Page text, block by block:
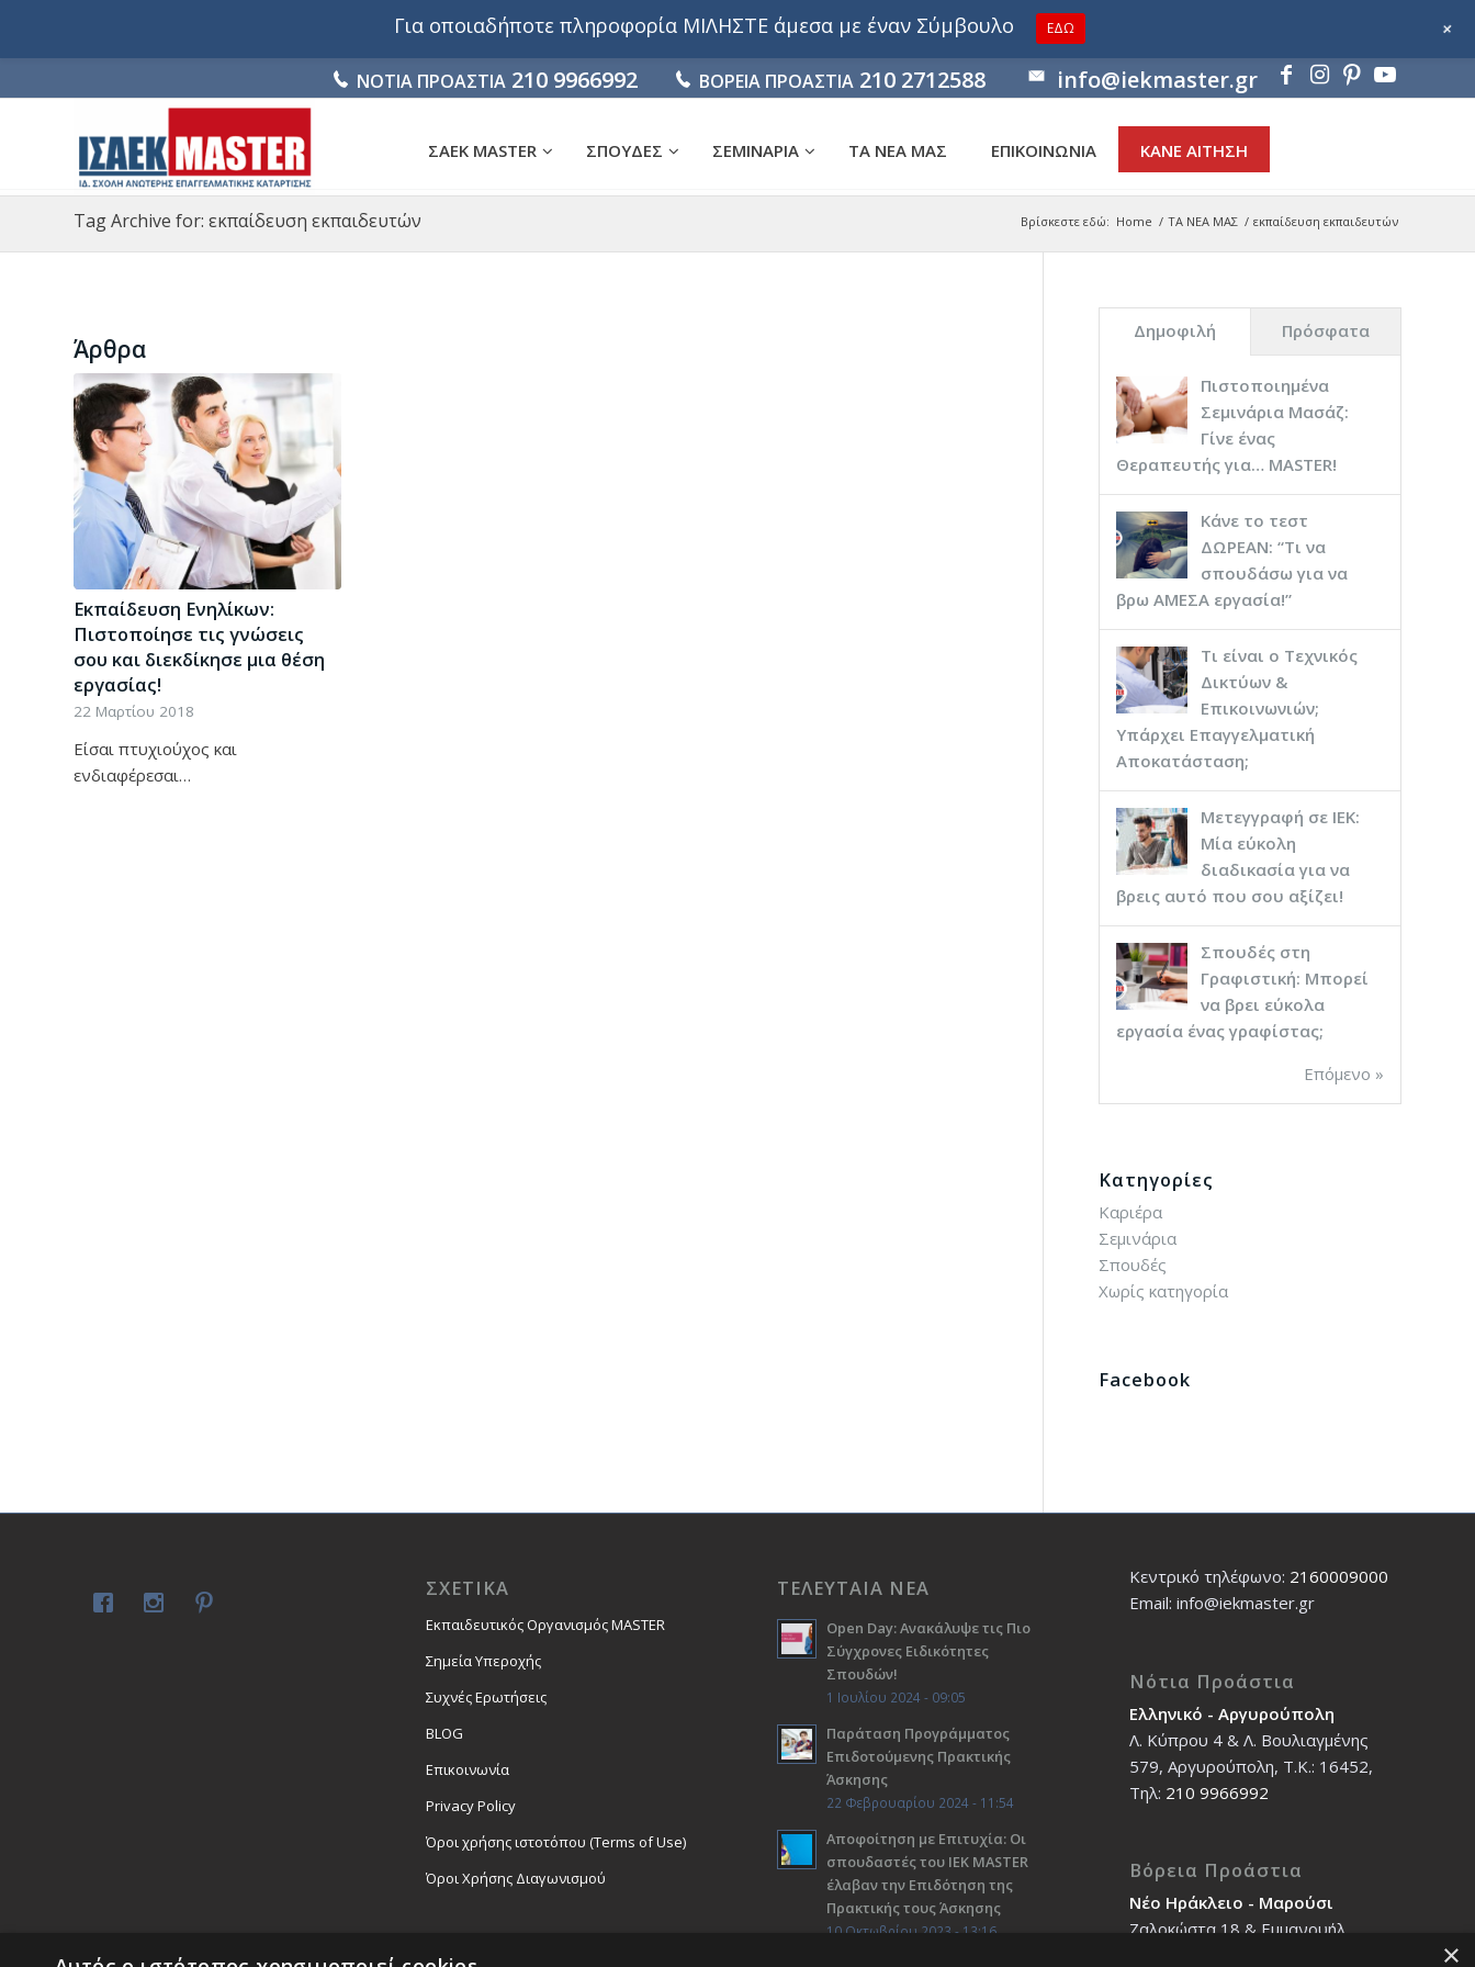
ΝΟΤΙΑ ΠΡΟΑΣΤΙΑ 210 9966992 ΒΟΡΕΙΑ ΠΡΟΑΣΤΙΑ 210 2712588 info@iekmaster.gr
ΣΑΕΚ MASTER ΣΠΟΥΔΕΣ ΣΕΜΙΝΑΡΙΑ ΤΑ ΝΕΑ ΜΑΣ ΕΠΙΚΟΙΝΩΝΙΑ ΚΑΝΕ ΑΙΤΗΣΗ
Tag Archive for: εκπαίδευση εκπαιδευτών Βρίσκεστε εδώ: Home / ΤΑ ΝΕΑ ΜΑΣ / εκπαίδευση εκπαιδευτών
Άρθρα
Εκπαίδευση Ενηλίκων:
Πιστοποίησε τις γνώσεις
σου και διεκδίκησε μια θέση
εργασίας!
22 Μαρτίου 2018
Είσαι πτυχιούχος και
ενδιαφέρεσαι…
Δημοφιλή Πρόσφατα
Πιστοποιημένα
Σεμινάρια Μασάζ:
Γίνε ένας
Θεραπευτής για… ΜASTER!
Κάνε το τεστ
ΔΩΡΕΑΝ: “Τι να
σπουδάσω για να
βρω ΑΜΕΣΑ εργασία!”
Τι είναι ο Τεχνικός
Δικτύων &
Επικοινωνιών;
Υπάρχει Επαγγελματική
Αποκατάσταση;
Μετεγγραφή σε ΙΕΚ:
Μία εύκολη
διαδικασία για να
βρεις αυτό που σου αξίζει!
Σπουδές στη
Γραφιστική: Μπορεί
να βρει εύκολα
εργασία ένας γραφίστας;
Επόμενο »
Kατηγορίες
Καριέρα
Σεμινάρια
Σπουδές
Χωρίς κατηγορία
Facebook
ΣΧΕΤΙΚΑ
Εκπαιδευτικός Οργανισμός MASTER
Σημεία Υπεροχής
Συχνές Ερωτήσεις
BLOG
Επικοινωνία
Privacy Policy
Όροι χρήσης ιστοτόπου (Terms of Use)
Όροι Χρήσης Διαγωνισμού
ΤΕΛΕΥΤΑΙΑ ΝΕΑ
Open Day: Ανακάλυψε τις Πιο
Σύγχρονες Ειδικότητες
Σπουδών!
1 Ιουλίου 2024 - 09:05
Παράταση Προγράμματος
Επιδοτούμενης Πρακτικής
Άσκησης
22 Φεβρουαρίου 2024 - 11:54
Αποφοίτηση με Επιτυχία: Οι
σπουδαστές του ΙΕΚ ΜΑSTER
έλαβαν την Επιδότηση της
Πρακτικής τους Άσκησης
10 Οκτωβρίου 2023 - 13:16
Κεντρικό τηλέφωνο: 2160009000
Εmail: info@iekmaster.gr
Νότια Προάστια
Ελληνικό - Αργυρούπολη
Λ. Κύπρου 4 & Λ. Βουλιαγμένης
579, Αργυρούπολη, T.K.: 16452,
Τηλ: 210 9966992
Βόρεια Προάστια
Νέο Ηράκλειο - Μαρούσι
Ζαλοκώστα 18 & Εμμανουήλ
Για οποιαδήποτε πληροφορία ΜΙΛΗΣΤΕ άμεσα με έναν Σύμβουλο ΕΔΩ +
×